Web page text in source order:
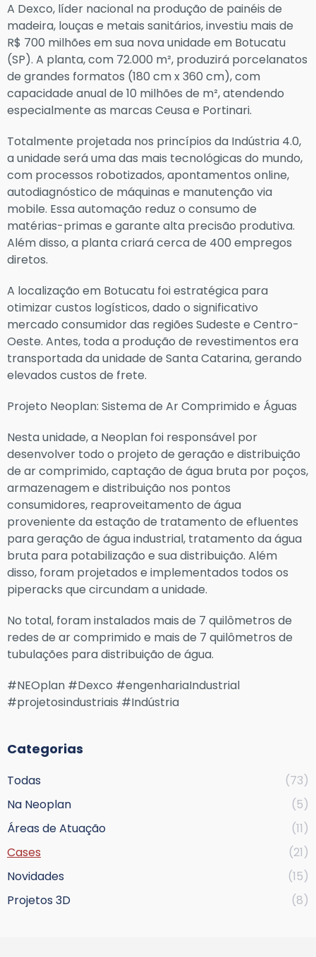
A Dexco, líder nacional na produção de painéis de
madeira, louças e metais sanitários, investiu mais de
R$ 700 milhões em sua nova unidade em Botucatu
(SP). A planta, com 72.000 m², produzirá porcelanatos
de grandes formatos (180 cm x 360 cm), com
capacidade anual de 10 milhões de m², atendendo
especialmente as marcas Ceusa e Portinari.
Totalmente projetada nos princípios da Indústria 4.0,
a unidade será uma das mais tecnológicas do mundo,
com processos robotizados, apontamentos online,
autodiagnóstico de máquinas e manutenção via
mobile. Essa automação reduz o consumo de
matérias-primas e garante alta precisão produtiva.
Além disso, a planta criará cerca de 400 empregos
diretos.
A localização em Botucatu foi estratégica para
otimizar custos logísticos, dado o significativo
mercado consumidor das regiões Sudeste e Centro-
Oeste. Antes, toda a produção de revestimentos era
transportada da unidade de Santa Catarina, gerando
elevados custos de frete.
Projeto Neoplan: Sistema de Ar Comprimido e Águas
Nesta unidade, a Neoplan foi responsável por
desenvolver todo o projeto de geração e distribuição
de ar comprimido, captação de água bruta por poços,
armazenagem e distribuição nos pontos
consumidores, reaproveitamento de água
proveniente da estação de tratamento de efluentes
para geração de água industrial, tratamento da água
bruta para potabilização e sua distribuição. Além
disso, foram projetados e implementados todos os
piperacks que circundam a unidade.
No total, foram instalados mais de 7 quilômetros de
redes de ar comprimido e mais de 7 quilômetros de
tubulações para distribuição de água.
#NEOplan #Dexco #engenhariaIndustrial
#projetosindustriais #Indústria
Categorias
Todas
(73)
Na Neoplan
(5)
Áreas de Atuação
(11)
Cases
(21)
Novidades
(15)
Projetos 3D
(8)